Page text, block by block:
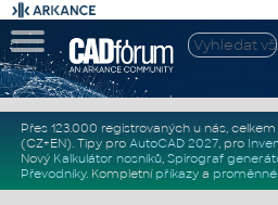
Přes 123.000 registrovaných u nás, celkem
(CZ+EN). Tipy pro AutoCAD 2027, pro
Nový Kalkulátor nosníků, Spirograf
Převodníky. Kompletní příkazya